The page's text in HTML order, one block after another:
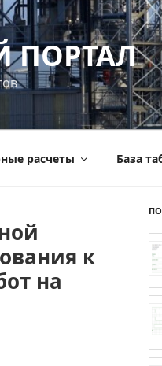
расчеты База
к
на